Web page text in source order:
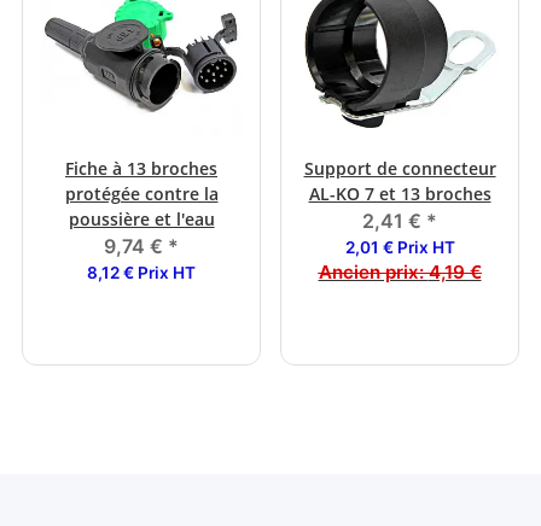
Fiche à 13 broches
protégée contre la
poussière et l'eau
9,74 € *
8,12 € Prix HT
Support de connecteur
AL-KO 7 et 13 broches
2,41 € *
2,01 € Prix HT
Ancien prix:4,19 €